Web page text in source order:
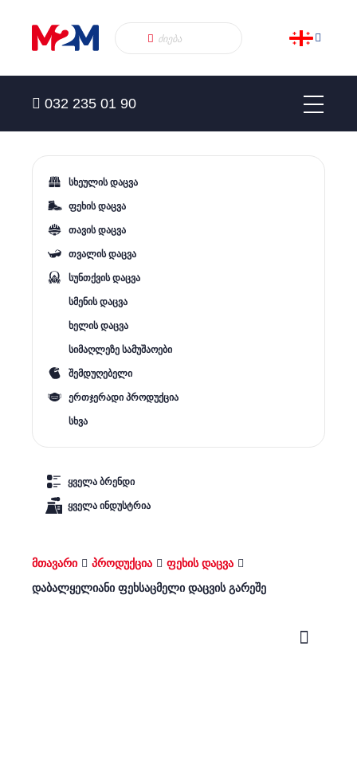
032 235 01 90
სხეულის დაცვა
ფეხის დაცვა
თავის დაცვა
თვალის დაცვა
სუნთქვის დაცვა
სმენის დაცვა
ხელის დაცვა
სიმაღლეზე სამუშაოები
შემდუღებელი
ერთჯერადი პროდუქცია
სხვა
ყველა ბრენდი
ყველა ინდუსტრია
მთავარი პროდუქცია
ფეხის დაცვა
დაბალყელიანი ფეხსაცმელი დაცვის გარეშე